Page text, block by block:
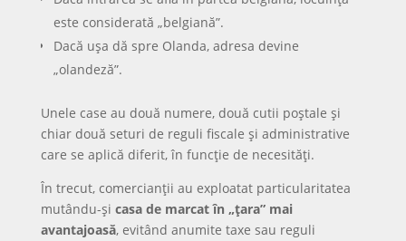
este considerată „belgiană”.
Dacă ușa dă spre Olanda, adresa devine
„olandeză”.
Unele case au două numere, două cutii poștale și
chiar două seturi de reguli fiscale și administrative
care se aplică diferit, în funcție de necesități.
În trecut, comercianții au exploatat particularitatea
mutându-și casa de marcat în „țara” mai
avantajoasă, evitând anumite taxe sau reguli